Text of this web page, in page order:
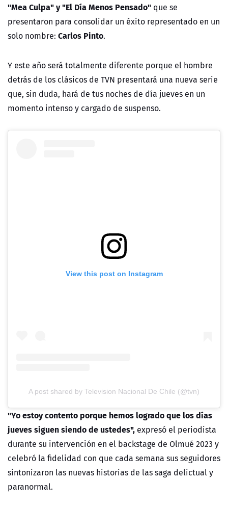
"Mea Culpa" y "El Día Menos Pensado" que se
presentaron para consolidar un éxito representado en un
solo nombre: Carlos Pinto.
Y este año será totalmente diferente porque el hombre
detrás de los clásicos de TVN presentará una nueva serie
que, sin duda, hará de tus noches de día jueves en un
momento intenso y cargado de suspenso.
View this post on Instagram
A post shared by Television Nacional De Chile (@tvn)
"Yo estoy contento porque hemos logrado que los días
jueves siguen siendo de ustedes", expresó el periodista
durante su intervención en el backstage de Olmué 2023 y
celebró la fidelidad con que cada semana sus seguidores
sintonizaron las nuevas historias de las saga delictual y
paranormal.